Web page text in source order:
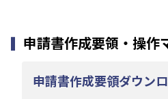
申請書作成要領・操作
申請書作成要領ダウン